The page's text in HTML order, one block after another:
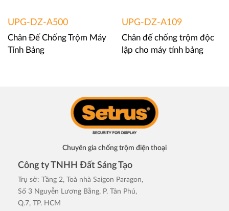
UPG-DZ-A500
Chân Đế Chống Trộm Máy
Tính Bảng
UPG-DZ-A109
Chân đế chống trộm độc
lập cho máy tính bảng
Chuyên gia chống trộm điện thoại
Công ty TNHH Đất Sáng Tạo
Trụ sở: Tầng 2, Toà nhà Saigon Paragon,
Số 3 Nguyễn Lương Bằng, P. Tân Phú,
Q.7, TP. HCM